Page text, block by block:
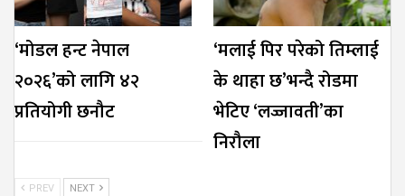
‘मोडल हन्ट नेपाल
२०२६’को लागि ४२
प्रतियोगी छनौट
‘मलाई पिर परेको तिम्लाई
के थाहा छ’भन्दै रोडमा
भेटिए ‘लज्जावती’का
निरौला
PREV NEXT